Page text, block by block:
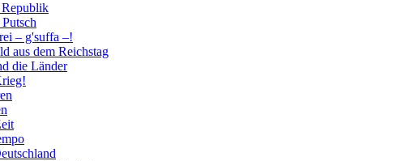
– g'suffa –!
aus dem Reichstag
die Länder